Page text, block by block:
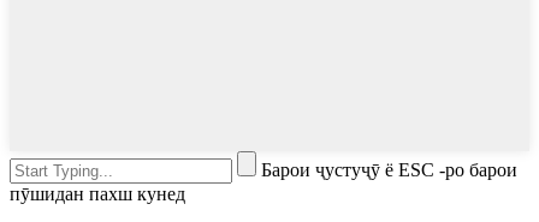
Барои ҷустуҷӯ ё ESC -ро барои
пӯшидан пахш кунед